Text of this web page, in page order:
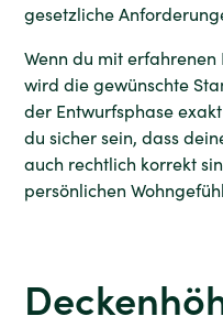
gesetzliche
Wenn du mit erfahrenen
wird die gewünschte
der Entwurfsphase
du sicher sein, dass
auch rechtlich korrekt
persönlichen